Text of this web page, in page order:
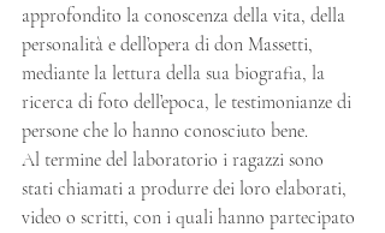
approfondito la conoscenza della vita, della
personalità e dell’opera di don Massetti,
mediante la lettura della sua biografia, la
ricerca di foto dell’epoca, le testimonianze di
persone che lo hanno conosciuto bene.
Al termine del laboratorio i ragazzi sono
stati chiamati a produrre dei loro elaborati,
video o scritti, con i quali hanno partecipato